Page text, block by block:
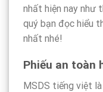
nhất hiện nay như
quý bạn đọc hiểu
nhất nhé!
Phiếu an toàn
MSDS tiếng việt